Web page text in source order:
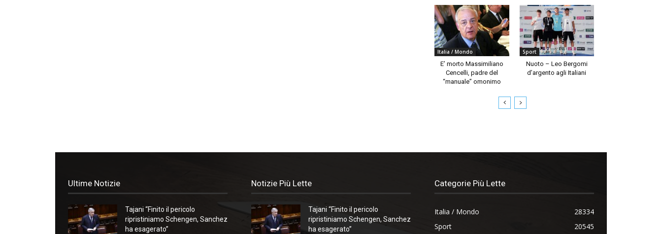
Italia / Mondo
E’ morto Massimiliano
Cencelli, padre del
“manuale” omonimo
Sport
Nuoto – Leo Bergomi
d’argento agli Italiani
Ultime Notizie
Tajani “Finito il pericolo
ripristiniamo Schengen, Sanchez
ha esagerato”
Notizie Più Lette
Tajani “Finito il pericolo
ripristiniamo Schengen, Sanchez
ha esagerato”
Categorie Più Lette
Italia / Mondo
28334
Sport
20545